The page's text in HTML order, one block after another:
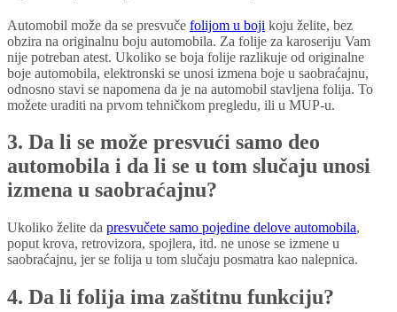
Automobil može da se presvuče folijom u boji koju želite, bez
obzira na originalnu boju automobila. Za folije za karoseriju Vam
nije potreban atest. Ukoliko se boja folije razlikuje od originalne
boje automobila, elektronski se unosi izmena boje u saobraćajnu,
odnosno stavi se napomena da je na automobil stavljena folija. To
možete uraditi na prvom tehničkom pregledu, ili u MUP-u.
3. Da li se može presvući samo deo
automobila i da li se u tom slučaju unosi
izmena u saobraćajnu?
Ukoliko želite da presvučete samo pojedine delove automobila,
poput krova, retrovizora, spojlera, itd. ne unose se izmene u
saobraćajnu, jer se folija u tom slučaju posmatra kao nalepnica.
4. Da li folija ima zaštitnu funkciju?